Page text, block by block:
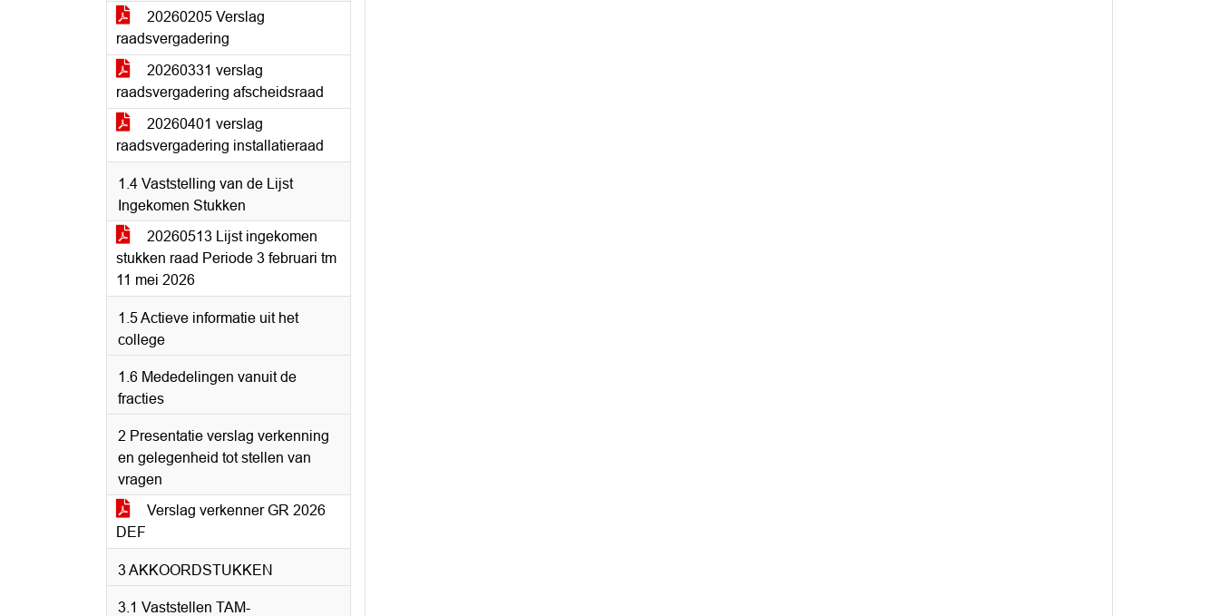
20260205 Verslag
raadsvergadering
20260331 verslag
raadsvergadering afscheidsraad
20260401 verslag
raadsvergadering installatieraad
1.4 Vaststelling van de Lijst
Ingekomen Stukken
20260513 Lijst ingekomen
stukken raad Periode 3 februari tm
11 mei 2026
1.5 Actieve informatie uit het
college
1.6 Mededelingen vanuit de
fracties
2 Presentatie verslag verkenning
en gelegenheid tot stellen van
vragen
Verslag verkenner GR 2026
DEF
3 AKKOORDSTUKKEN
3.1 Vaststellen TAM-